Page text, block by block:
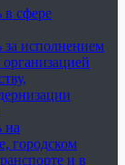
сфере
исполнением
на
городском
и в